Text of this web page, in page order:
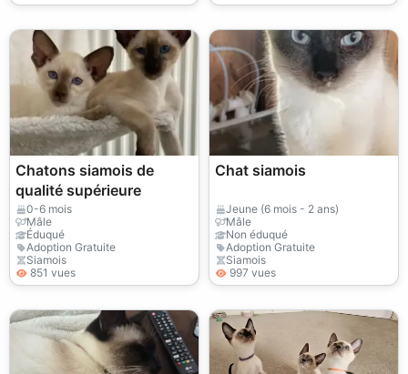
Chatons siamois de
qualité supérieure
0-6 mois
Mâle
Éduqué
Adoption Gratuite
Siamois
851 vues
Chat siamois
Jeune (6 mois - 2 ans)
Mâle
Non éduqué
Adoption Gratuite
Siamois
997 vues